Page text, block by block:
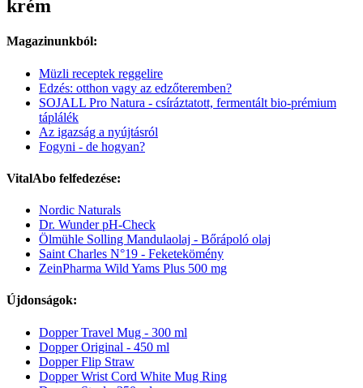
krém
Magazinunkból:
Müzli receptek reggelire
Edzés: otthon vagy az edzőteremben?
SOJALL Pro Natura - csíráztatott, fermentált bio-prémium
táplálék
Az igazság a nyújtásról
Fogyni - de hogyan?
VitalAbo felfedezése:
Nordic Naturals
Dr. Wunder pH-Check
Ölmühle Solling Mandulaolaj - Bőrápoló olaj
Saint Charles N°19 - Feketekömény
ZeinPharma Wild Yams Plus 500 mg
Újdonságok:
Dopper Travel Mug - 300 ml
Dopper Original - 450 ml
Dopper Flip Straw
Dopper Wrist Cord White Mug Ring